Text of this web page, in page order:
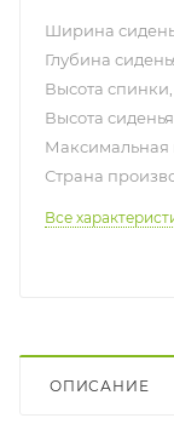
Ширина
Глубина
Высота
Высота
Максимальная
Страна
Все
ОПИСАНИЕ